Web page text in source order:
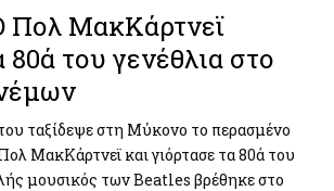
Πολ ΜακΚάρτνεϊ
80ά του γενέθλια στο
ταξίδεψε στη Μύκονο το περασμένο
ΜακΚάρτνεϊ και γιόρτασε τα 80ά του
μουσικός των Beatles βρέθηκε στο